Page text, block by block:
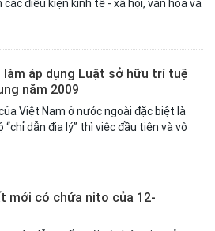
điều kiện kinh tế - xã hội, văn hóa và
làm áp dụng Luật sở hữu trí tuệ
năm 2009
Việt Nam ở nước ngoài đặc biệt là
dẫn địa lý” thì việc đầu tiên và vô
mới có chứa nito của 12-